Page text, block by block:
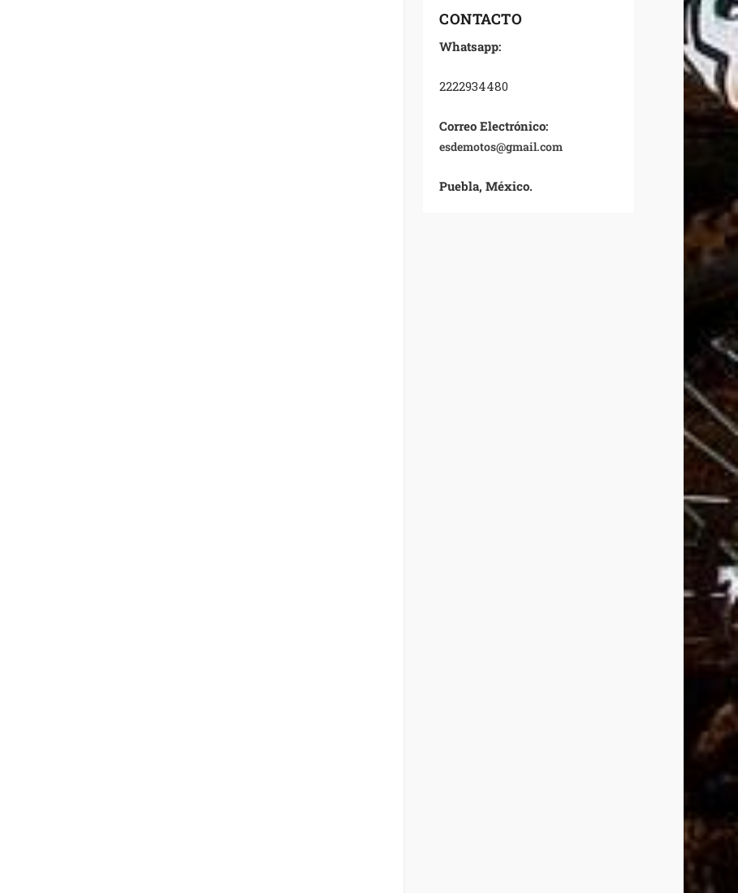
CONTACTO
Whatsapp:
2222934480
Correo Electrónico:
esdemotos@gmail.com
Puebla, México.